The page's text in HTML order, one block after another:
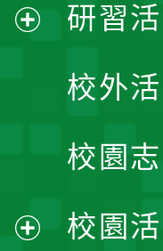
單
研習
校外
校園
校園